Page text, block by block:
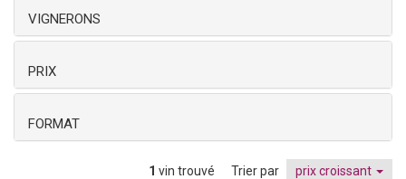
VIGNERONS
PRIX
FORMAT
1 vin trouvé Trier par prix croissant